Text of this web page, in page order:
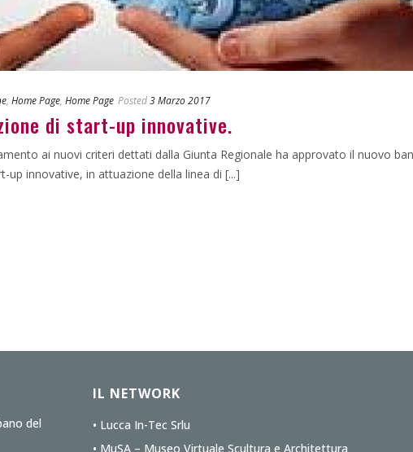
, Home Page, Home Page Posted3 Marzo 2017
di start-up innovative.
ai nuovi criteri dettati dalla Giunta Regionale ha approvato il nuovo
up innovative, in attuazione della linea di [...]
del
IL NETWORK
• Lucca In-Tec Srlu
• MuSA – Museo Virtuale Scultura e Architettura